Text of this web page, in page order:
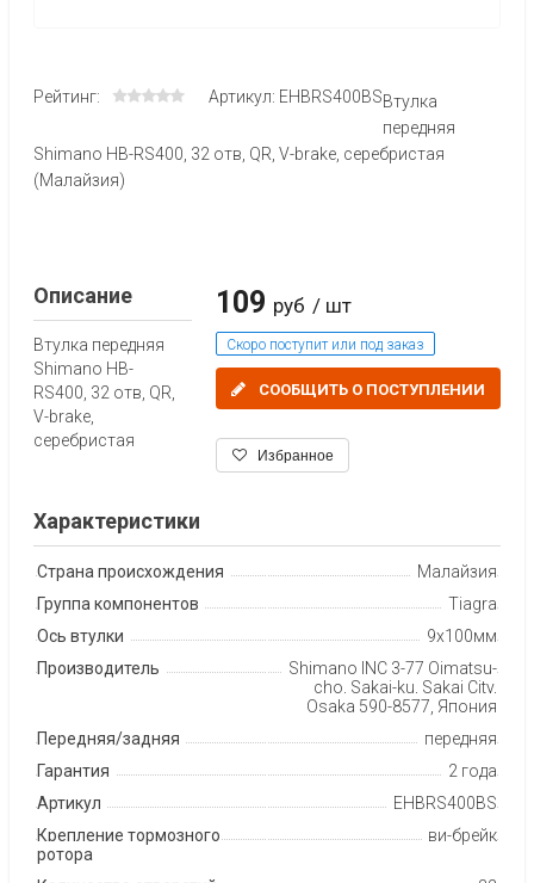
Рейтинг: Артикул: EHBRS400BSВтулка
передняя
Shimano HB-RS400, 32 отв, QR, V-brake, серебристая
(Малайзия)
109 руб / шт
Скоро поступит или под заказ
СООБЩИТЬ О ПОСТУПЛЕНИИ
Избранное
Описание
Втулка передняя
Shimano HB-
RS400, 32 отв, QR,
V-brake,
серебристая
Характеристики
Страна происхождения
Малайзия
Группа компонентов
Tiagra
Ось втулки
9х100мм
Производитель
Shimano INC 3-77 Oimatsu-
cho, Sakai-ku, Sakai City,
Osaka 590-8577, Япония
Передняя/задняя
передняя
Гарантия
2 года
Артикул
EHBRS400BS
Крепление тормозного
ротора
ви-брейк